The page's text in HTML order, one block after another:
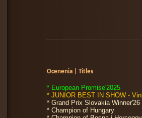
Ocenenia | Titles
* European Promise'2025
* JUNIOR BEST IN SHOW -
* Grand Prix Slovakia Winner'26
* Champion of Hungary